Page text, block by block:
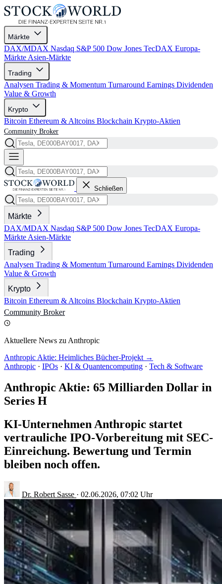
Märkte
DAX/MDAX Nasdaq S&P 500 Dow Jones TecDAX Europa-
Märkte Asien-Märkte
Trading
Analysen Trading & Momentum Turnaround Earnings Dividenden
Value & Growth
Krypto
Bitcoin Ethereum & Altcoins Blockchain Krypto-Aktien
Community Broker
Schließen
Märkte
DAX/MDAX Nasdaq S&P 500 Dow Jones TecDAX Europa-
Märkte Asien-Märkte
Trading
Analysen Trading & Momentum Turnaround Earnings Dividenden
Value & Growth
Krypto
Bitcoin Ethereum & Altcoins Blockchain Krypto-Aktien
Community Broker
Aktuellere News zu Anthropic
Anthropic Aktie: Heimliches Bücher-Projekt →
Anthropic · IPOs · KI & Quantencomputing · Tech & Software
Anthropic Aktie: 65 Milliarden Dollar in
Series H
KI-Unternehmen Anthropic startet
vertrauliche IPO-Vorbereitung mit SEC-
Einreichung. Bewertung und Termin
bleiben noch offen.
Dr. Robert Sasse · 02.06.2026, 07:02 Uhr